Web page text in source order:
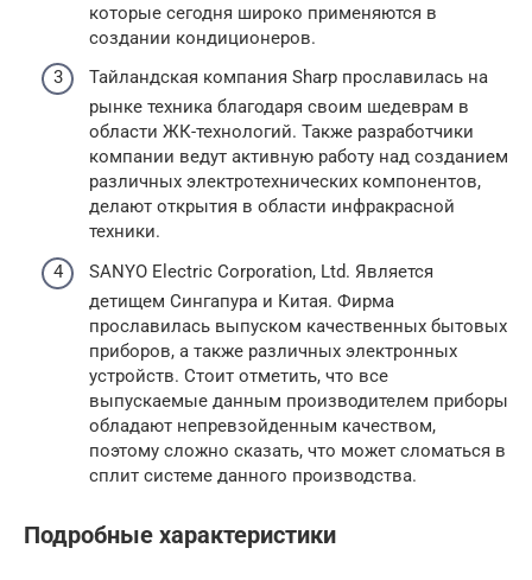
которые сегодня широко применяются в
создании кондиционеров.
Тайландская компания Sharp прославилась на
рынке техника благодаря своим шедеврам в
области ЖК-технологий. Также разработчики
компании ведут активную работу над созданием
различных электротехнических компонентов,
делают открытия в области инфракрасной
техники.
SANYO Electric Corporation, Ltd. Является
детищем Сингапура и Китая. Фирма
прославилась выпуском качественных бытовых
приборов, а также различных электронных
устройств. Стоит отметить, что все
выпускаемые данным производителем приборы
обладают непревзойденным качеством,
поэтому сложно сказать, что может сломаться в
сплит системе данного производства.
Подробные характеристики